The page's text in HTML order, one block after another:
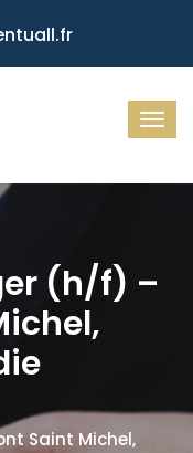
(h/f) –
Saint Michel,